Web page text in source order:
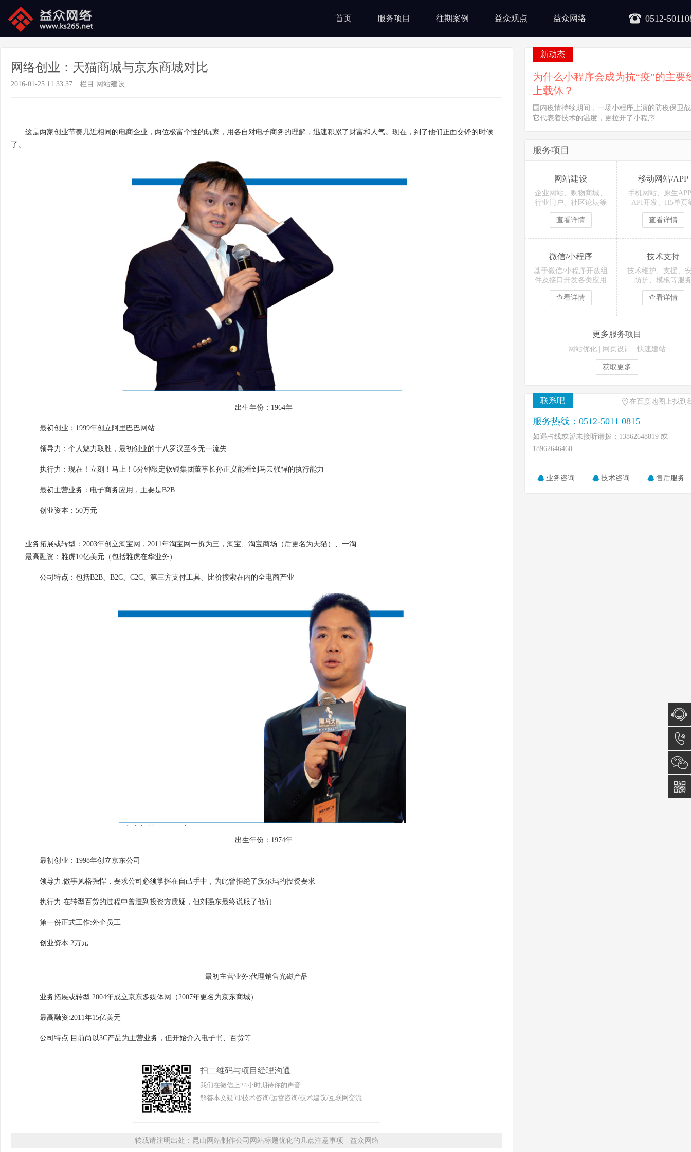
0512-
首页 服务项目 往期案例 益众观点 益众网络
网络创业：天猫商城与京东商城对比
2016-01-25 11:33:37 栏目: 网站建设
这是两家创业节奏几近相同的电商企业，两位极富个性的玩家，用各自对电子商务的理解，迅速积累了财富和人气。现在，到了他们正面交锋的时候
了。
出生年份：1964年
最初创业：1999年创立阿里巴巴网站
领导力：个人魅力取胜，最初创业的十八罗汉至今无一流失
执行力：现在！立刻！马上！6分钟敲定软银集团董事长孙正义能看到马云强悍的执行能力
最初主营业务：电子商务应用，主要是B2B
创业资本：50万元
业务拓展或转型：2003年创立淘宝网，2011年淘宝网一拆为三，淘宝、淘宝商场（后更名为天猫）、一淘
最高融资：雅虎10亿美元（包括雅虎在华业务）
公司特点：包括B2B、B2C、C2C、第三方支付工具、比价搜索在内的全电商产业
出生年份：1974年
最初创业：1998年创立京东公司
领导力:做事风格强悍，要求公司必须掌握在自己手中，为此曾拒绝了沃尔玛的投资要求
执行力:在转型百货的过程中曾遭到投资方质疑，但刘强东最终说服了他们
第一份正式工作:外企员工
创业资本:2万元
最初主营业务:代理销售光磁产品
业务拓展或转型:2004年成立京东多媒体网（2007年更名为京东商城）
最高融资:2011年15亿美元
公司特点:目前尚以3C产品为主营业务，但开始介入电子书、百货等
扫二维码与项目经理沟通
我们在微信上24小时期待你的声音
解答本文疑问/技术咨询/运营咨询/技术建议/互联网交流
转载请注明出处：昆山网站制作公司网站标题优化的几点注意事项 - 益众网络
新动态
为什么小程序会成为抗“疫”的主要
上载体？
国内疫情持续期间，一场小程序上演的防疫保卫
它代表着技术的温度，更拉开了小程序…
服务项目
网站建设
企业网站、购物商城、
行业门户、社区论坛等
查看详情
移动网站/APP
手机网站、原生
API开发、H5单页
查看详情
微信/小程序
基于微信/小程序开放组
件及接口开发各类应用
查看详情
技术支持
技术维护、支援、
防护、模板等服
查看详情
更多服务项目
网站优化 网页设计 快速建站
获取更多
联系吧 在百度地图上找到
服务热线：0512-5011 0815
如遇占线或暂未接听请拨：13862648819 或
18962646460
业务咨询 技术咨询 售后服务
在线咨
询
0512-
5011